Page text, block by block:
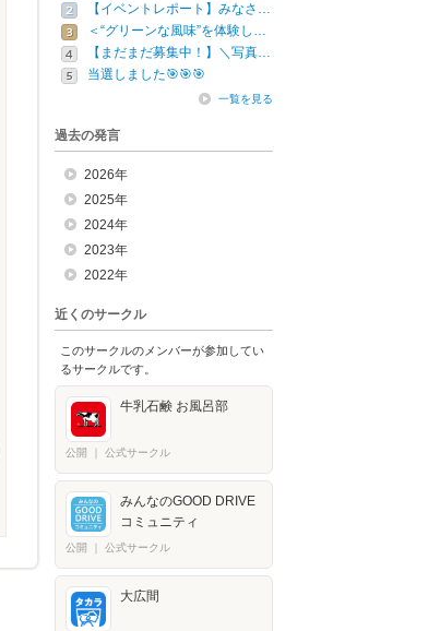
【イベントレポート】みなさ…
＜“グリーンな風味”を体験し…
【まだまだ募集中！】＼写真…
当選しました🎯🎯🎯
一覧を見る
過去の発言
2026年
2025年
2024年
2023年
2022年
近くのサークル
このサークルのメンバーが参加してい
るサークルです。
牛乳石鹸 お風呂部
公開 公式サークル
みんなのGOOD DRIVE
コミュニティ
公開 公式サークル
大広間